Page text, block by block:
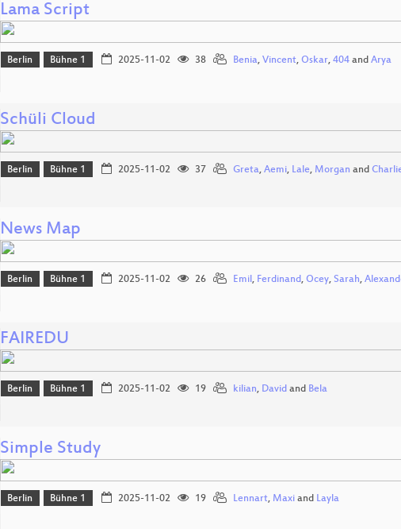
Lama Script
Berlin Bühne 1 2025-11-02 38 Benia, Vincent, Oskar, 404and Arya
Schüli Cloud
Berlin Bühne 1 2025-11-02 37 Greta, Aemi, Lale, Morgan and
News Map
Berlin Bühne 1 2025-11-02 26 Emil, Ferdinand, Ocey, Sarah,
FAIREDU
Berlin Bühne 1 2025-11-02 19 kilian, Davidand Bela
Simple Study
Berlin Bühne 1 2025-11-02 19 Lennart, Maxiand Layla